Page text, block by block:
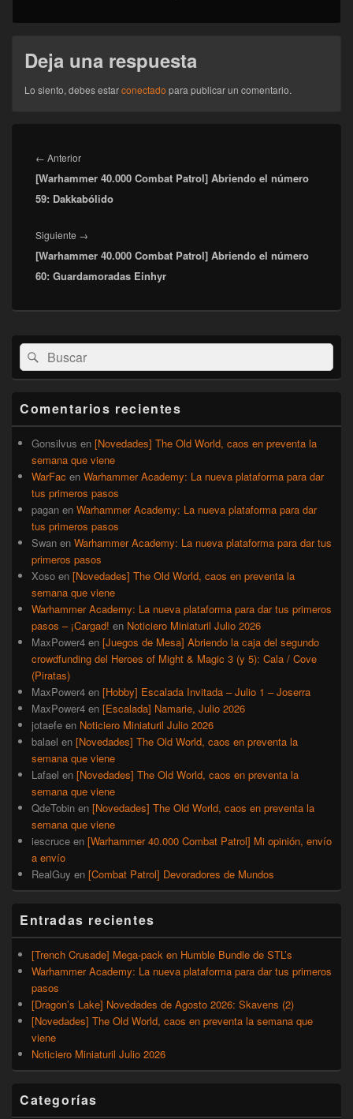
Deja una respuesta
Lo siento, debes estarconectado para publicar un comentario.
de
entradas
← AnteriorEntrada
anterior:
[Warhammer 40.000 Combat Patrol] Abriendo el número
59: Dakkabólido
Siguiente →
siguiente:
[Warhammer 40.000 Combat Patrol] Abriendo el número
60: Guardamoradas Einhyr
El
área
de
lateral
primaria
Buscar
por:
Buscar
Comentarios recientes
Gonsilvus en [Novedades] The Old World, caos en preventa la
semana que viene
WarFac en Warhammer Academy: La nueva plataforma para dar
tus primeros pasos
pagan en Warhammer Academy: La nueva plataforma para dar
tus primeros pasos
Swan en Warhammer Academy: La nueva plataforma para dar tus
primeros pasos
Xoso en [Novedades] The Old World, caos en preventa la
semana que viene
Warhammer Academy: La nueva plataforma para dar tus primeros
pasos – ¡Cargad! en Noticiero Miniaturil Julio 2026
MaxPower4 en [Juegos de Mesa] Abriendo la caja del segundo
crowdfunding del Heroes of Might & Magic 3 (y 5): Cala / Cove
(Piratas)
MaxPower4 en [Hobby] Escalada Invitada – Julio 1 – Joserra
MaxPower4 en [Escalada] Namarie, Julio 2026
jotaefe en Noticiero Miniaturil Julio 2026
balael en [Novedades] The Old World, caos en preventa la
semana que viene
Lafael en [Novedades] The Old World, caos en preventa la
semana que viene
QdeTobin en [Novedades] The Old World, caos en preventa la
semana que viene
iescruce en [Warhammer 40.000 Combat Patrol] Mi opinión, envío
a envío
RealGuy en [Combat Patrol] Devoradores de Mundos
Entradas recientes
[Trench Crusade] Mega-pack en Humble Bundle de STL’s
Warhammer Academy: La nueva plataforma para dar tus primeros
pasos
[Dragon’s Lake] Novedades de Agosto 2026: Skavens (2)
[Novedades] The Old World, caos en preventa la semana que
viene
Noticiero Miniaturil Julio 2026
Categorías